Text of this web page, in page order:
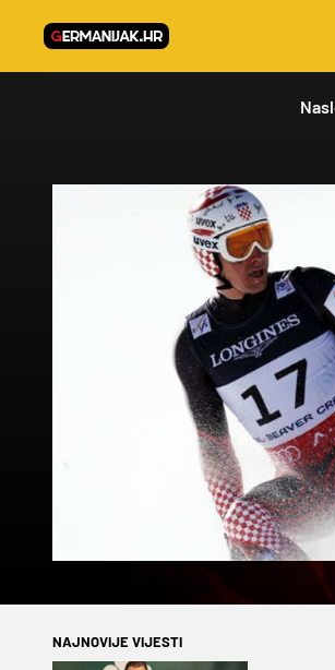
NAJNOVIJE VIJESTI